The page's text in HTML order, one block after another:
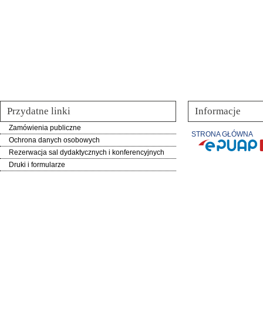
Przydatne linki
Zamówienia publiczne
Ochrona danych osobowych
Rezerwacja sal dydaktycznych i konferencyjnych
Druki i formularze
Informacje
STRONA GŁÓWNA